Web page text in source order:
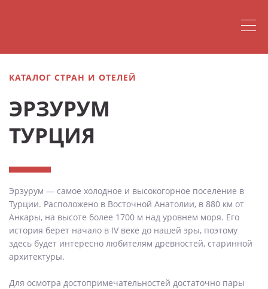
КАТАЛОГ СТРАН И ОТЕЛЕЙ
ЭРЗУРУМ
ТУРЦИЯ
Эрзурум — самое холодное и высокогорное поселение в
Турции. Расположено в Восточной Анатолии, в 880 км от
Анкары, на высоте более 1700 м над уровнем моря. Его
история берет начало в IV веке до нашей эры, поэтому
здесь будет интересно любителям древностей, старинной
архитектуры.
Для осмотра достопримечательностей достаточно пары